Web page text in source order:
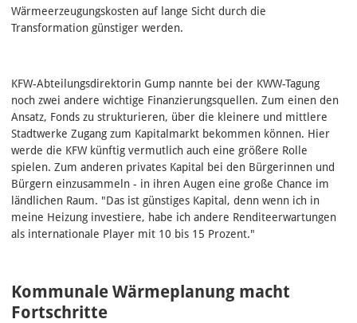
Wärmeerzeugungskosten auf lange Sicht durch die
Transformation günstiger werden.
KFW-Abteilungsdirektorin Gump nannte bei der KWW-Tagung
noch zwei andere wichtige Finanzierungsquellen. Zum einen den
Ansatz, Fonds zu strukturieren, über die kleinere und mittlere
Stadtwerke Zugang zum Kapitalmarkt bekommen können. Hier
werde die KFW künftig vermutlich auch eine größere Rolle
spielen. Zum anderen privates Kapital bei den Bürgerinnen und
Bürgern einzusammeln - in ihren Augen eine große Chance im
ländlichen Raum. "Das ist günstiges Kapital, denn wenn ich in
meine Heizung investiere, habe ich andere Renditeerwartungen
als internationale Player mit 10 bis 15 Prozent."
Kommunale Wärmeplanung macht
Fortschritte